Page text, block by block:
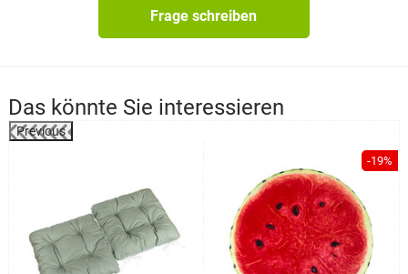
Frage schreiben
Das könnte Sie interessieren
Previous
-19%